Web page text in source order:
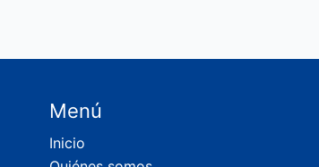
Menú
Inicio